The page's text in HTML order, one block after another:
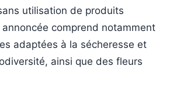
utilisation de produits
annoncée comprend notamment
adaptées à la sécheresse et
ainsi que des fleurs